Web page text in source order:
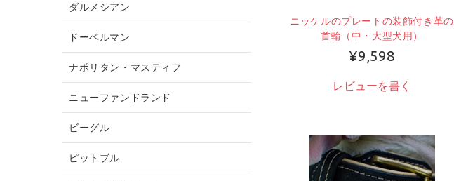
ニッケルのプレートの装飾付き革の
首輪（中・大型犬用）
¥9,598
レビューを書く
ダルメシアン
ドーベルマン
ナポリタン・マスティフ
ニューファンドランド
ビーグル
ピットブル